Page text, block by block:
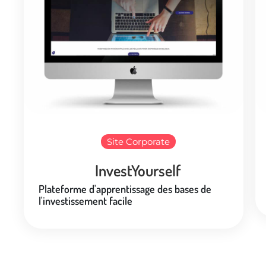
Site Corporate
InvestYourself
Plateforme d'apprentissage des bases de
l'investissement facile